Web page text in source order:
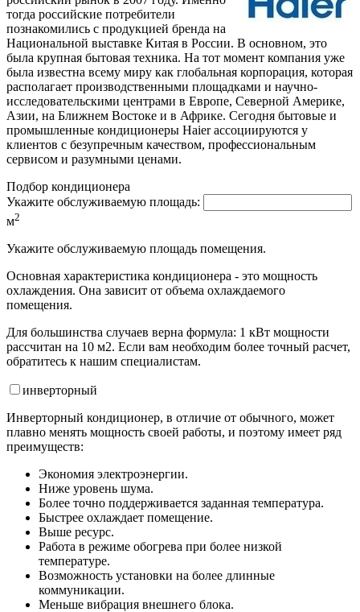
тогда российские потребители
познакомились с продукцией бренда на
Национальной выставке Китая в России. В основном, это
была крупная бытовая техника. На тот момент компания уже
была известна всему миру как глобальная корпорация, которая
располагает производственными площадками и научно-
исследовательскими центрами в Европе, Северной Америке,
Азии, на Ближнем Востоке и в Африке. Сегодня бытовые и
промышленные кондиционеры Haier ассоциируются у
клиентов с безупречным качеством, профессиональным
сервисом и разумными ценами.
Подбор кондиционера
Укажите обслуживаемую площадь:
м2
Укажите обслуживаемую площадь помещения.
Основная характеристика кондиционера - это мощность
охлаждения. Она зависит от объема охлаждаемого
помещения.
Для большинства случаев верна формула: 1 кВт мощности
рассчитан на 10 м2. Если вам необходим более точный расчет,
обратитесь к нашим специалистам.
инверторный
Инверторный кондиционер, в отличие от обычного, может
плавно менять мощность своей работы, и поэтому имеет ряд
преимуществ:
Экономия электроэнергии.
Ниже уровень шума.
Более точно поддерживается заданная температура.
Быстрее охлаждает помещение.
Выше ресурс.
Работа в режиме обогрева при более низкой
температуре.
Возможность установки на более длинные
коммуникации.
Меньше вибрация внешнего блока.